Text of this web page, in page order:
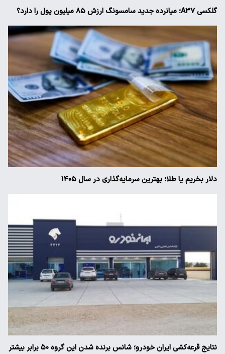
گلکسی A۳۷؛ میانرده جدید سامسونگ ارزش ۸۵ میلیون پول را دارد؟
دلار بخریم یا طلا؛ بهترین سرمایه‌گذاری در سال ۱۴۰۵
نتایج قرعه‌کشی ایران خودرو؛ شانس برنده شدن این گروه ۵۰ برابر بیشتر